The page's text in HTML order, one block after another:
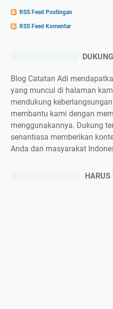
RSS Feed Postingan
RSS Feed Komentar
Blog Catatan Adi
yang muncul di halaman
mendukung
membantu kami dengan
menggunakannya. Dukung
senantiasa memberikan
Anda dan masyarakat
HARUS